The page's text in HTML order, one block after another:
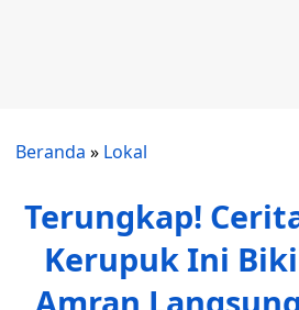
Beranda » Lokal
Terungkap!
Kerupuk Ini